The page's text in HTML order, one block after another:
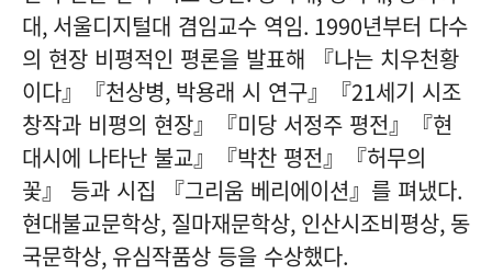
대, 서울디지털대 겸임교수 역임. 1990년부터 다수
의 현장 비평적인 평론을 발표해 『나는 치우천황
이다』『천상병, 박용래 시 연구』『21세기 시조
창작과 비평의 현장』『미당 서정주 평전』『현
대시에 나타난 불교』『박찬 평전』『허무의
꽃』 등과 시집 『그리움 베리에이션』를 펴냈다.
현대불교문학상, 질마재문학상, 인산시조비평상, 동
국문학상, 유심작품상 등을 수상했다.